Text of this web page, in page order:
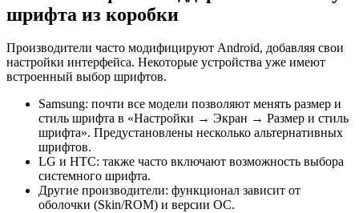
шрифта из коробки
Производители часто модифицируют Android, добавляя свои
настройки интерфейса. Некоторые устройства уже имеют
встроенный выбор шрифтов.
Samsung: почти все модели позволяют менять размер и
стиль шрифта в «Настройки → Экран → Размер и стиль
шрифта». Предустановлены несколько альтернативных
шрифтов.
LG и HTC: также часто включают возможность выбора
системного шрифта.
Другие производители: функционал зависит от
оболочки (Skin/ROM) и версии ОС.